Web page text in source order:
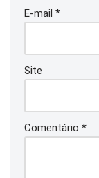
E-mail *
Site
Comentário *